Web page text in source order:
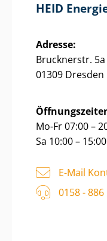
HEID
Adresse:
Brucknerstr. 5a
01309 Dresden
Mo-Fr 07:00 –
Sa 10:00 – 15:00
E-Mail
0158 - 886